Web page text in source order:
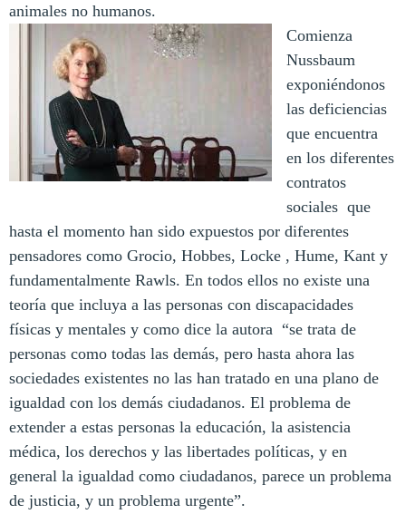
animales no humanos.
Comienza
Nussbaum
exponiéndonos
las deficiencias
que encuentra
en los diferentes
contratos
sociales que
hasta el momento han sido expuestos por diferentes
pensadores como Grocio, Hobbes, Locke , Hume, Kant y
fundamentalmente Rawls. En todos ellos no existe una
teoría que incluya a las personas con discapacidades
físicas y mentales y como dice la autora “se trata de
personas como todas las demás, pero hasta ahora las
sociedades existentes no las han tratado en una plano de
igualdad con los demás ciudadanos. El problema de
extender a estas personas la educación, la asistencia
médica, los derechos y las libertades políticas, y en
general la igualdad como ciudadanos, parece un problema
de justicia, y un problema urgente”.